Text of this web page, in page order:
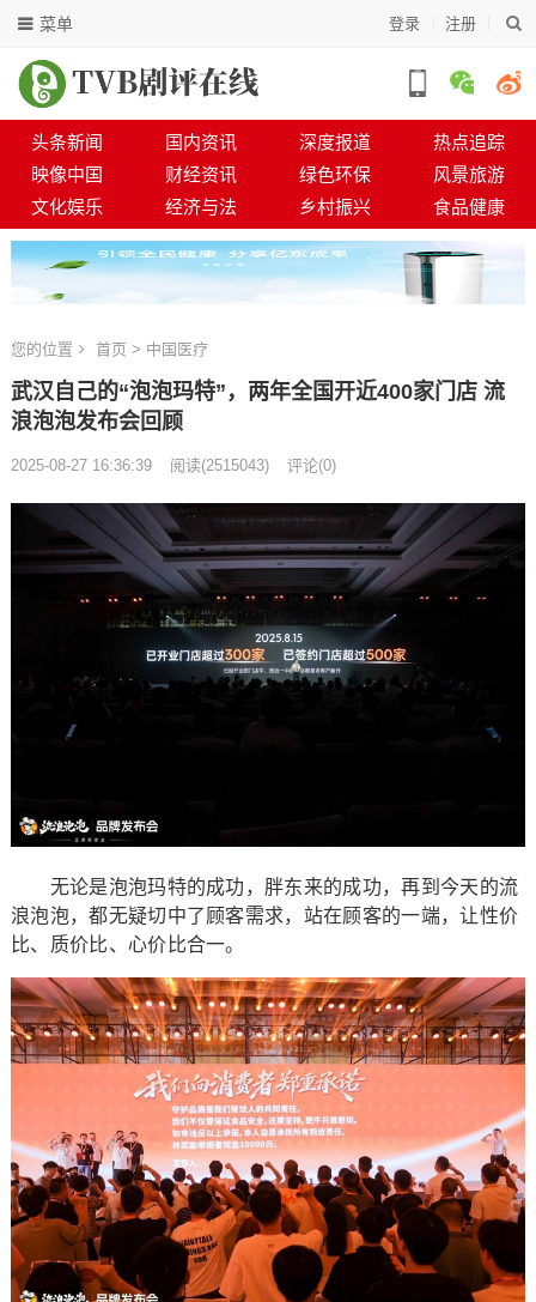
登录 注册
菜单
头条新闻 国内资讯 深度报道
热点追踪
映像中国
财经资讯 绿色环保
风景旅游
文化娱乐
经济与法 乡村振兴 食品健康
您的位置 首页 > 中国医疗
武汉自己的“泡泡玛特”，两年全国开近400家门店 流
浪泡泡发布会回顾
2025-08-27 16:36:39 阅读(2515043) 评论(0)
无论是泡泡玛特的成功，胖东来的成功，再到今天的流
浪泡泡，都无疑切中了顾客需求，站在顾客的一端，让性价
比、质价比、心价比合一。